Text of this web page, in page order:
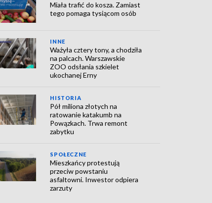
Miała trafić do kosza. Zamiast
tego pomaga tysiącom osób
INNE
Ważyła cztery tony, a chodziła
na palcach. Warszawskie
ZOO odsłania szkielet
ukochanej Erny
HISTORIA
Pół miliona złotych na
ratowanie katakumb na
Powązkach. Trwa remont
zabytku
SPOŁECZNE
Mieszkańcy protestują
przeciw powstaniu
asfaltowni. Inwestor odpiera
zarzuty